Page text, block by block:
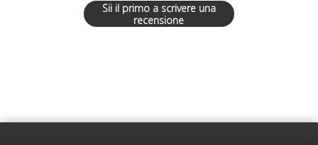
Sii il primo a scrivere una
recensione